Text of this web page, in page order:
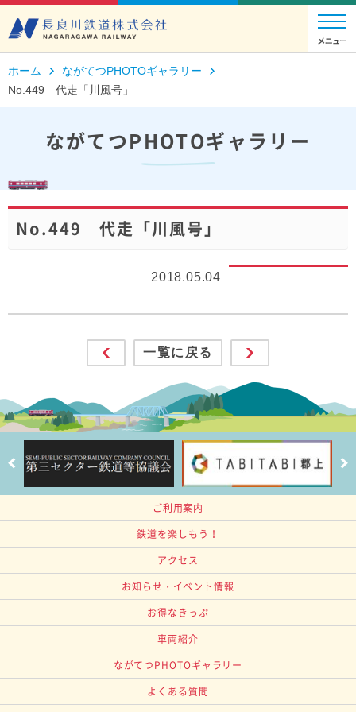
ホーム
ながてつPHOTOギャラリー
No.449 代走「川風号」
ながてつPHOTOギャラリー
No.449 代走「川風号」
2018.05.04
一覧に戻る
ご利用案内
鉄道を楽しもう！
アクセス
お知らせ・イベント情報
お得なきっぷ
車両紹介
ながてつPHOTOギャラリー
よくある質問